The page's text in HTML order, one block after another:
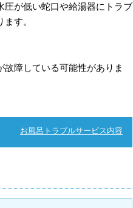
圧が低い蛇口や給湯器にトラブ
す。
障している可能性がありま
お風呂トラブルサービス内容